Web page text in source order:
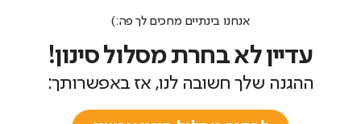
אנחנו בינתיים מחכים לך פה:)
עדיין לא בחרת מסלול סינון!
ההגנה שלך חשובה לנו, אז באפשרותך: